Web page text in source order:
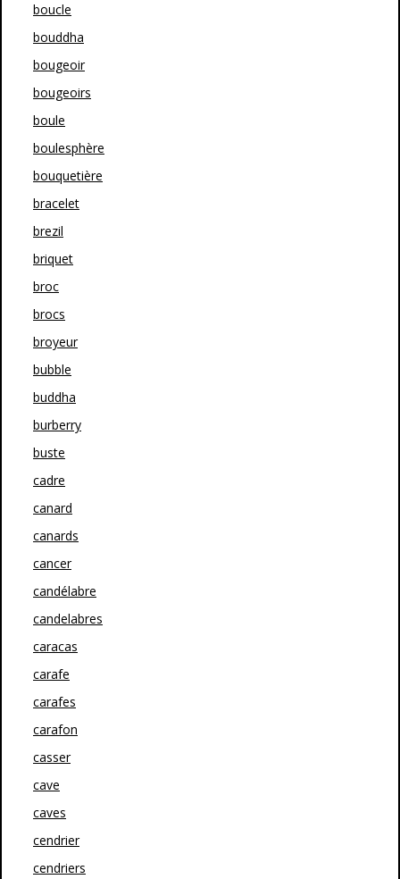
boucle
bouddha
bougeoir
bougeoirs
boule
boulesphère
bouquetière
bracelet
brezil
briquet
broc
brocs
broyeur
bubble
buddha
burberry
buste
cadre
canard
canards
cancer
candélabre
candelabres
caracas
carafe
carafes
carafon
casser
cave
caves
cendrier
cendriers